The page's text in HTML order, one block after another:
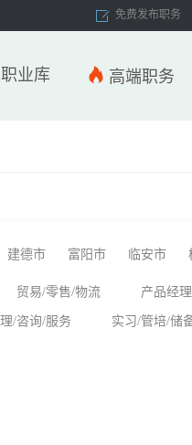
免费发布职务
职业库 高端职务
建德市 富阳市 临安市
贸易/零售/物流 产品经
/咨询/服务 实习/管培/储